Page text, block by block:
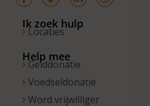
zijn wij
bereikbaar
van 10.00 –
Ik zoek hulp
Locaties
Help mee
Gelddonatie
Voedseldonatie
Word vrijwilliger